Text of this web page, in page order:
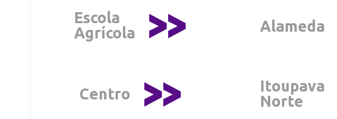
Escola
Agrícola
>> Alameda
Centro >>
Itoupava
Norte